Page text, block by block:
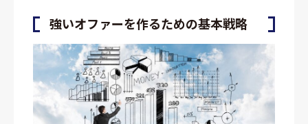
強いオファーを作るための基本戦略